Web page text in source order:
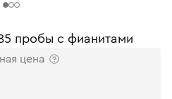
пробы с фианитами
цена